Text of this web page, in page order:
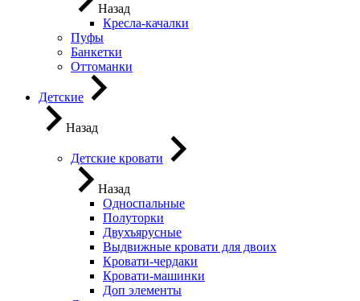
Назад
Кресла-качалки
Пуфы
Банкетки
Оттоманки
Детские
Назад
Детские кровати
Назад
Односпальные
Полуторки
Двухъярусные
Выдвижные кровати для двоих
Кровати-чердаки
Кровати-машинки
Доп элементы